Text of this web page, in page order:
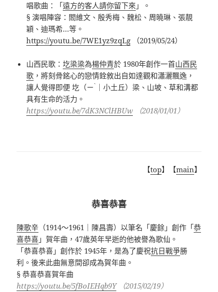
唱歌曲：「遠方的客人請你留下來 」。
§ 演唱陣容：閻維文、殷秀梅、魏松、周曉琳、張靚
穎、迪瑪希…等。
https://youtu.be/7WE1yz9zqLg
（2019/05/24）
山西民歌：圪梁梁為楊仲青於 1980年創作一首山西民
歌 ，將刻骨銘心的戀情銓敘出自如達觀和瀟灑飄逸，
讓人覺得即便 圪（ㄧˋ
｜小土丘）梁、山坡、草和溝都
具有生命的活力。
https://youtu.be/7dK3NClHBUw （2018/01/01）
【top】【main】
恭喜恭喜
陳歌辛 （1914～1961｜陳昌壽）以筆名「慶餘」創作「恭
喜恭喜 」賀年曲，47歲英年早逝的他被譽為歌仙。
「恭喜恭喜」創作於 1945年，是為了慶祝抗日戰爭勝
利。後来此曲無意間卻成為賀年曲。
§ 恭喜恭喜賀年曲
https://youtu.be/5fBoIEHqb9Y（2015/02/19）